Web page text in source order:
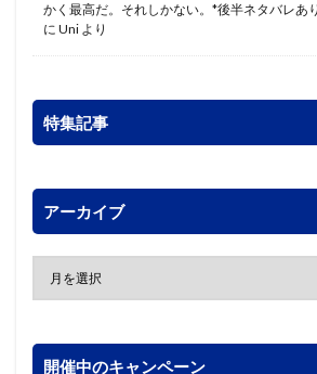
かく最高だ。それしかない。*後半ネタバレあり
に Uni より
特集記事
アーカイブ
開催中のキャンペーン